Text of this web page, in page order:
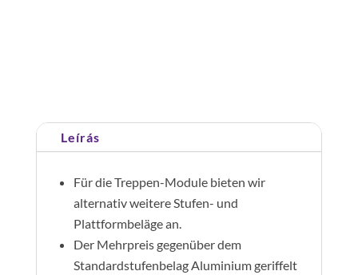
Leírás
Für die Treppen-Module bieten wir
alternativ weitere Stufen- und
Plattformbeläge an.
Der Mehrpreis gegenüber dem
Standardstufenbelag Aluminium geriffelt